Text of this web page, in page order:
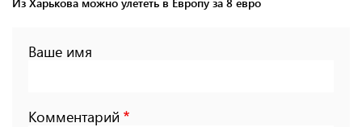
Ваше имя
Комментарий